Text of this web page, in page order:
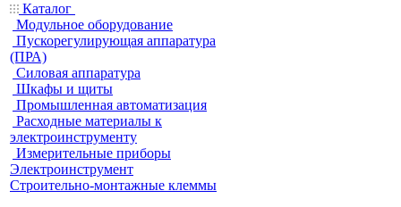
Каталог
Модульное оборудование
Пускорегулирующая аппаратура
(ПРА)
Силовая аппаратура
Шкафы и щиты
Промышленная автоматизация
Расходные материалы к
электроинструменту
Измерительные приборы
Электроинструмент
Строительно-монтажные клеммы